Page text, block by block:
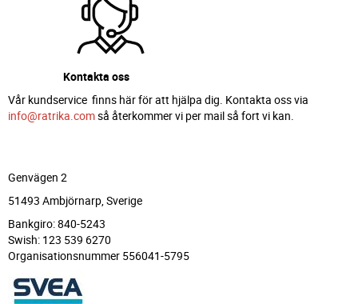
Kontakta oss
Vår kundservice finns här för att hjälpa dig. Kontakta oss via
info@ratrika.comså återkommer vi per mail så fort vi kan.
Genvägen 2
51493 Ambjörnarp, Sverige
Bankgiro: 840-5243
Swish: 123 539 6270
Organisationsnummer 556041-5795